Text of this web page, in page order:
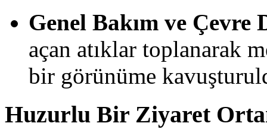
Genel Bakım ve Çevre
açan atıklar toplanarak
bir görünüme
Huzurlu Bir Ziyaret